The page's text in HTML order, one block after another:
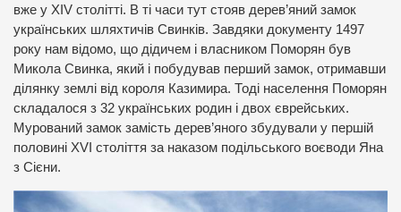
вже у XIV столітті. В ті часи тут стояв дерев’яний замок
українських шляхтичів Свинків. Завдяки документу 1497
року нам відомо, що дідичем і власником Поморян був
Микола Свинка, який і побудував перший замок, отримавши
ділянку землі від короля Казимира. Тоді населення Поморян
складалося з 32 українських родин і двох єврейських.
Мурований замок замість дерев’яного збудували у першій
половині XVI століття за наказом подільського воєводи Яна
з Сієни.